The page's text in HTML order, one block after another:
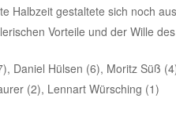
Halbzeit gestaltete sich noch
Vorteile und der Wille
Daniel Hülsen (6), Moritz Süß
(2), Lennart Würsching (1)